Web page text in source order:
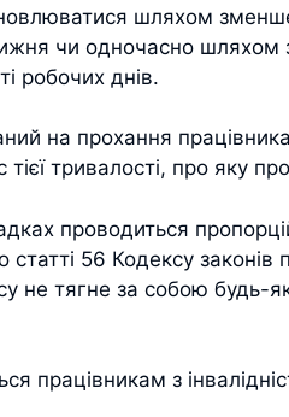
шляхом
чи одночасно шляхом
робочих днів.
на прохання
тривалості, про яку
проводиться
статті 56 Кодексу
не тягне за собою будь-
працівникам з